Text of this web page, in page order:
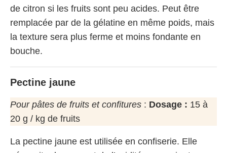
de citron si les fruits sont peu acides. Peut être
remplacée par de la gélatine en même poids, mais
la texture sera plus ferme et moins fondante en
bouche.
Pectine jaune
Pour pâtes de fruits et confitures : Dosage : 15 à
20 g / kg de fruits
La pectine jaune est utilisée en confiserie. Elle